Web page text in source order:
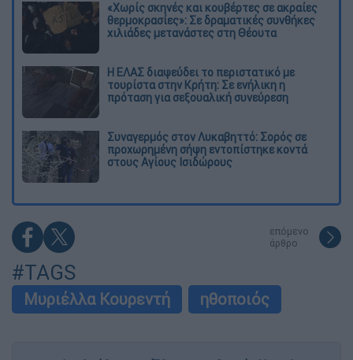
«Χωρίς σκηνές και κουβέρτες σε ακραίες
θερμοκρασίες»: Σε δραματικές συνθήκες
χιλιάδες μετανάστες στη Θέουτα
Η ΕΛΑΣ διαψεύδει το περιστατικό με
τουρίστα στην Κρήτη: Σε ενήλικη η
πρόταση για σεξουαλική συνεύρεση
Συναγερμός στον Λυκαβηττό: Σορός σε
προχωρημένη σήψη εντοπίστηκε κοντά
στους Αγίους Ισιδώρους
επόμενο
άρθρο
#TAGS
Μυριέλλα Κουρεντή ηθοποιός